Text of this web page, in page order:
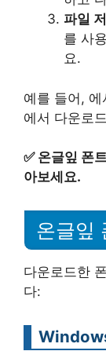
파일
를 사
요.
예를 들어,
에서 다운로
✅ 온글잎 폰
아보세요.
온글잎
다운로드한
다: